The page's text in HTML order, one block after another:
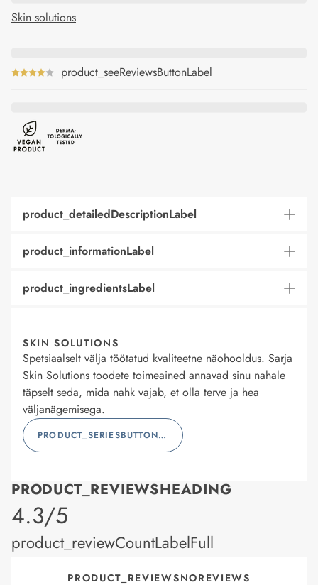
Skin solutions
product_seeReviewsButtonLabel
product_detailedDescriptionLabel
product_informationLabel
product_ingredientsLabel
SKIN SOLUTIONS
Spetsiaalselt välja töötatud kvaliteetne näohooldus. Sarja
Skin Solutions toodete toimeained annavad sinu nahale
täpselt seda, mida nahk vajab, et olla terve ja hea
väljanägemisega.
PRODUCT_SERIESBUTTONLABEL
PRODUCT_REVIEWSHEADING
product_rating
4.3/5
product_reviewCountLabelFull
PRODUCT_REVIEWSNOREVIEWS